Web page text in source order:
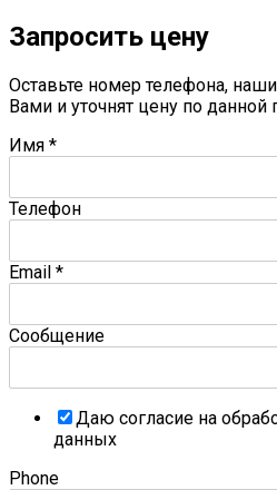
Запросить цену
Оставьте номер телефона,
Вами и уточнят цену по данной
Имя *
Телефон
Email *
Сообщение
Даю согласие на
данных
Phone